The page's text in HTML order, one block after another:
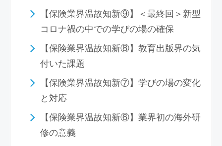
【保険業界温故知新⑨】＜最終回＞新型
コロナ禍の中での学びの場の確保
【保険業界温故知新⑧】教育出版界の気
付いた課題
【保険業界温故知新⑦】学びの場の変化
と対応
【保険業界温故知新⑥】業界初の海外研
修の意義